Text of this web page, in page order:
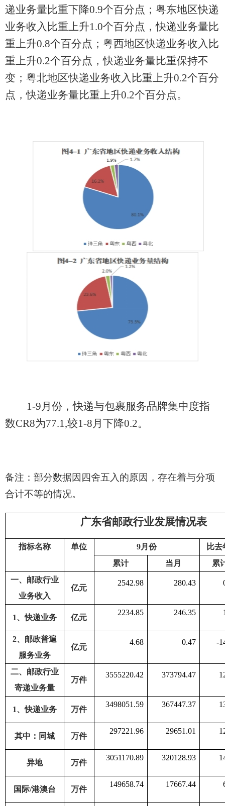
递业务量比重下降0.9个百分点；粤东地区快递
业务收入比重上升1.0个百分点，快递业务量比
重上升0.8个百分点；粤西地区快递业务收入比
重上升0.2个百分点，快递业务量比重保持不
变 ；粤北地区快递业务收入比重上升0.2个百分
点，快递业务量比重上升0.2个百分点。
1-9月 份，快递与包裹服务品牌集中度指
数CR8为77.1,较1-8月 下降0.2。
备注：部分数据因四舍五入的原因，存在着与分项
合计不等的情况。
广东省邮政行业发展情况表
指标名称 单位 9月份
比
累计
当月
累
一、邮政行业
业务收入
亿元
2542.98 280.43
1、快递业务 亿元
2234.85 246.35
2、邮政普遍
服务业务
亿元
4.68 0.47 -
二、邮政行业
寄递业务量
万件
3555220.42 373794.47
1、快递业务 万件
3498051.59 367447.37
其中：同城 万件
297221.96 29651.01
异地 万件
3051170.89 320128.93
国际/港澳台 万件
149658.74 17667.44